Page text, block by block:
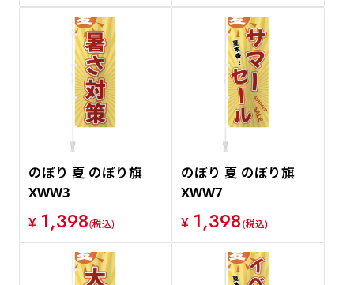
のぼり 夏 のぼり旗
XWW3
¥ 1,398(税込)
のぼり 夏 のぼり旗
XWW7
¥ 1,398(税込)